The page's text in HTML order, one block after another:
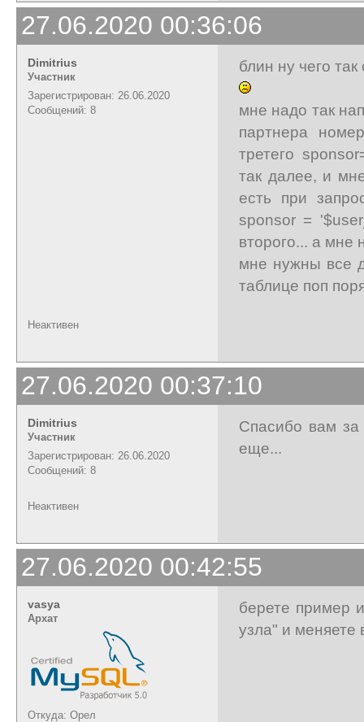
27.06.2020 00:36:06
Dimitrius
Участник
Зарегистрирован: 26.06.2020
Сообщений: 8
блин ну чего
мне надо так
партнера
третего
так далее, и
есть при
sponsor =
второго... а мне
мне нужны все
таблице поп
Неактивен
27.06.2020 00:37:10
Dimitrius
Участник
Зарегистрирован: 26.06.2020
Сообщений: 8
Спасибо вам за
еще...
Неактивен
27.06.2020 00:42:55
vasya
Архат
Откуда: Орел
берете пример
узла" и меняете